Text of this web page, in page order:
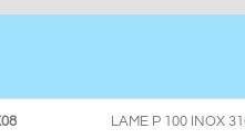
LAME P 100 INOX